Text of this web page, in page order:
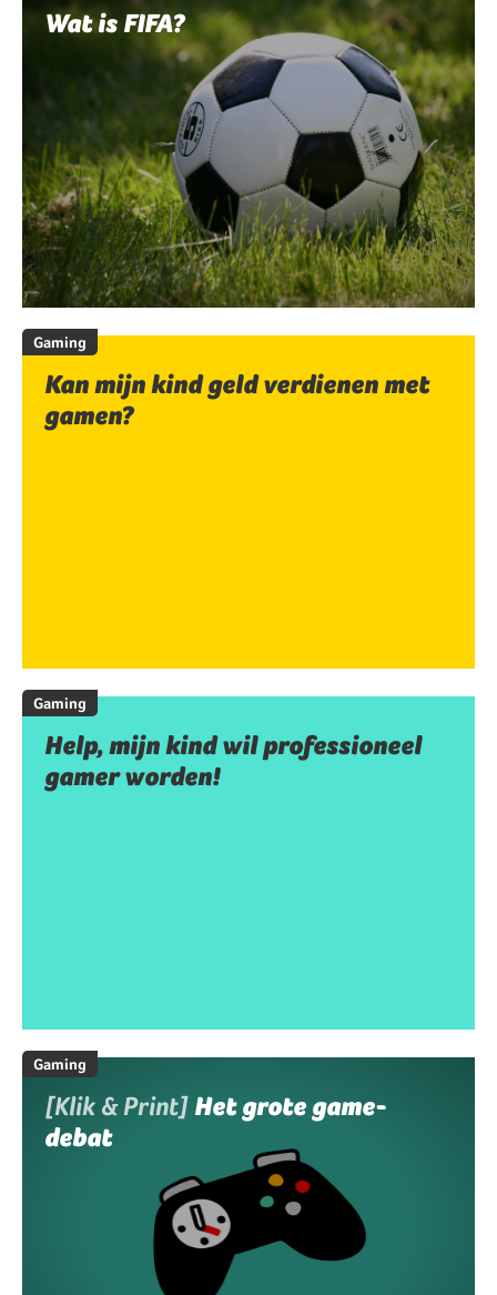
Wat is FIFA?
Gaming
Kan mijn kind geld verdienen met
gamen?
Gaming
Help, mijn kind wil professioneel
gamer worden!
Gaming
[Klik & Print] Het grote game-
debat